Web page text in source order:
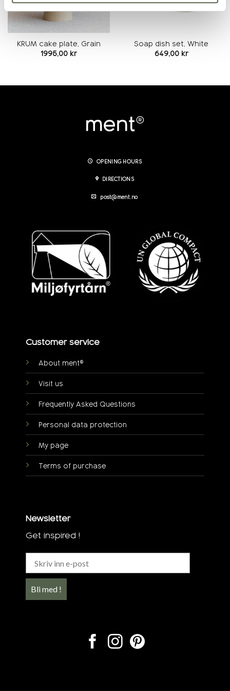
KRUM cake plate, Grain
1995,00 kr
Soap dish set, White
649,00 kr
OPENING HOURS
DIRECTIONS
post@ment.no
Customer service
About ment®
Visit us
Frequently Asked Questions
Personal data protection
My page
Terms of purchase
Newsletter
Get inspired !
Bli med !